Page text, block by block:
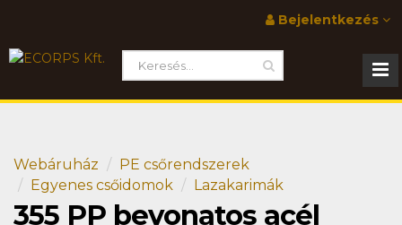
Bejelentkezés
Webáruház
PE csőrendszerek
Egyenes csőidomok
Lazakarimák
355 PP bevonatos acél